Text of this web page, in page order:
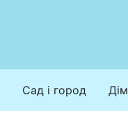
Сад і город Дім